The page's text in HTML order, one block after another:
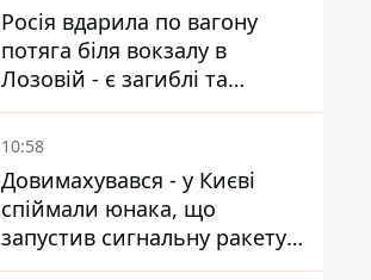
Росія вдарила по вагону
потяга біля вокзалу в
Лозовій - є загиблі та
поранені
10:58
Довимахувався - у Києві
спіймали юнака, що
запустив сигнальну ракету,
аби потішити дівчат